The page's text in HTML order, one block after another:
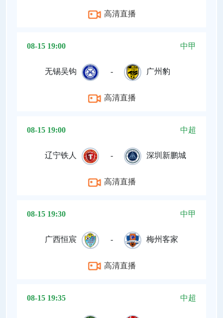
高清直播
08-15 19:00 中甲
无锡吴钩 - 广州豹
高清直播
08-15 19:00 中超
辽宁铁人 - 深圳新鹏城
高清直播
08-15 19:30 中甲
广西恒宸 - 梅州客家
高清直播
08-15 19:35 中超